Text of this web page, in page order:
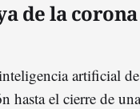
de la
artificial
hasta el cierre de